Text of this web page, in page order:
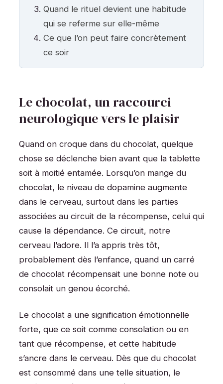
Quand le rituel devient une habitude
qui se referme sur elle-même
Ce que l’on peut faire concrètement
ce soir
Le chocolat, un raccourci
neurologique vers le plaisir
Quand on croque dans du chocolat, quelque
chose se déclenche bien avant que la tablette
soit à moitié entamée. Lorsqu’on mange du
chocolat, le niveau de dopamine augmente
dans le cerveau, surtout dans les parties
associées au circuit de la récompense, celui qui
cause la dépendance. Ce circuit, notre
cerveau l’adore. Il l’a appris très tôt,
probablement dès l’enfance, quand un carré
de chocolat récompensait une bonne note ou
consolait un genou écorché.
Le chocolat a une signification émotionnelle
forte, que ce soit comme consolation ou en
tant que récompense, et cette habitude
s’ancre dans le cerveau. Dès que du chocolat
est consommé dans une telle situation, le